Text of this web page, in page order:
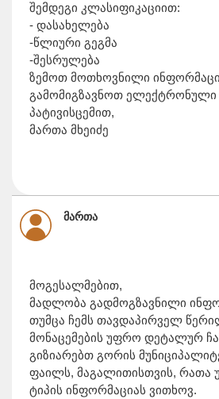
შემდეგი კლასიფიკაციით:
- დასახელება
-წლიური გეგმა
-შესრულება
ზემოთ მოთხოვნილი
გამომიგზავნოთ ელექტრონული
პატივისცემით,
მართა მხეიძე
მართა
მოგესალმებით,
მადლობა გადმოგზავნილი
თუმცა ჩემს თავდაპირველ
მონაცემების უფრო დეტალურ
გიზიარებთ გორის
ფაილს, მაგალითისთვის, რათა
ტიპის ინფორმაციას ვითხოვ.